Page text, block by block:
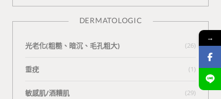
DERMATOLOGIC
光老化(粗糙、暗沉、毛孔粗大) (26)
垂疣 (1)
敏感肌/酒糟肌 (29)
→